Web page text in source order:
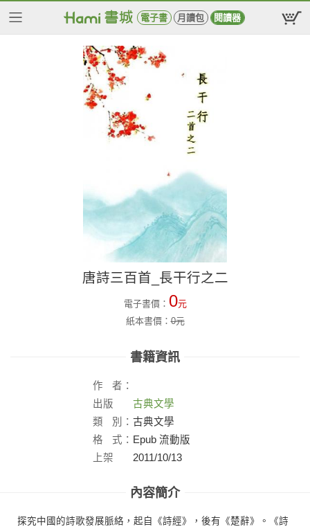
電子書 月讀包 閱讀器
唐詩三百首_長干行之二
電子書價： 0元
紙本書價：0元
書籍資訊
作
者：
出版
社：
古典文學
類
別： 古典文學
格
式： Epub 流動版
上架
2011/10/13
內容簡介
探究中國的詩歌發展脈絡，起自《詩經》，後有《楚辭》。《詩